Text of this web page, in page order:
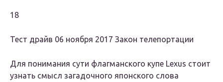
18
Тест драйв 06 ноября 2017 Закон телепортации
Для понимания сути флагманского купе Lexus стоит
узнать смысл загадочного японского слова